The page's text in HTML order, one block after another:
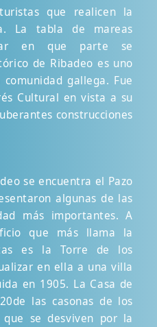
que realicen la
La tabla de mareas
en que parte se
de Ribadeo es uno
gallega. Fue
Cultural en vista a su
construcciones
se encuentra el Pazo
algunas de las
más importantes. A
que más llama la
es la Torre de los
en ella a una villa
en 1905. La Casa de
las casonas de los
que se desviven por la